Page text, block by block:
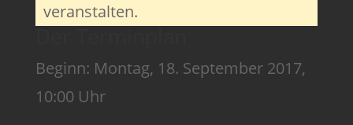
veranstalten.
Beginn: Montag, 18. September 2017,
10:00 Uhr